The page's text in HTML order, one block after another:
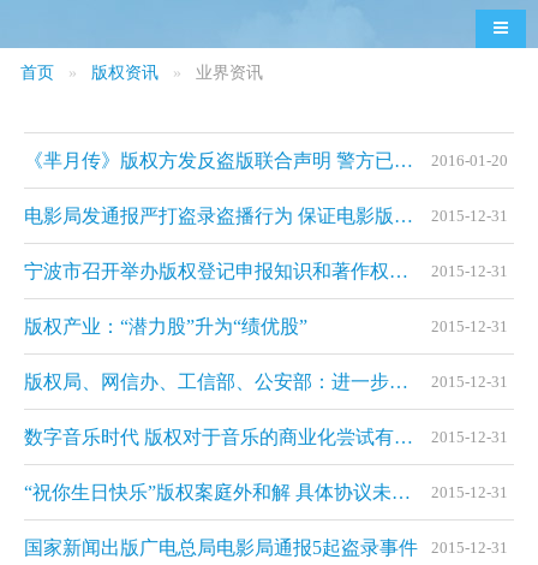
导航
首页 版权资讯 业界资讯
《芈月传》版权方发反盗版联合声明 警方已立案 2016-01-20
电影局发通报严打盗录盗播行为 保证电影版权安全 2015-12-31
宁波市召开举办版权登记申报知识和著作权法讲座 2015-12-31
版权产业：“潜力股”升为“绩优股” 2015-12-31
版权局、网信办、工信部、公安部：进一步净化我国网络空间及网络版权环境 2015-12-31
数字音乐时代 版权对于音乐的商业化尝试有多重要 2015-12-31
“祝你生日快乐”版权案庭外和解 具体协议未透露 2015-12-31
国家新闻出版广电总局电影局通报5起盗录事件 2015-12-31